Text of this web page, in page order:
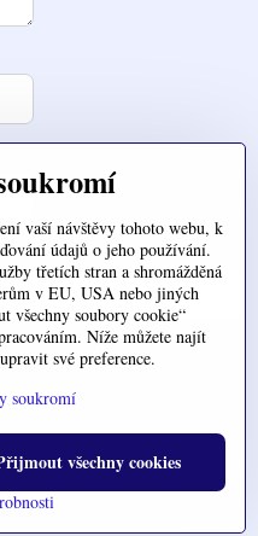
Zásady ochrany soukromí
ByznysWeb.cz
vaší návštěvy tohoto webu, k
údajů o jeho používání.
třetích stran a shromážděná
v EU, USA nebo jiných
všechny soubory cookie“
Níže můžete najít
své preference.
soukromí
všechny cookies